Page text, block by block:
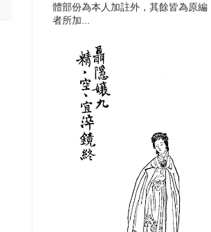
體部份為本人加註外，其餘皆為原編
者所加...